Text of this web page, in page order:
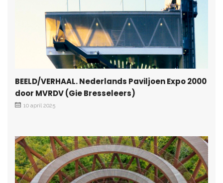
BEELD/VERHAAL. Nederlands Paviljoen Expo 2000
door MVRDV (Gie Bresseleers)
10 april 2025